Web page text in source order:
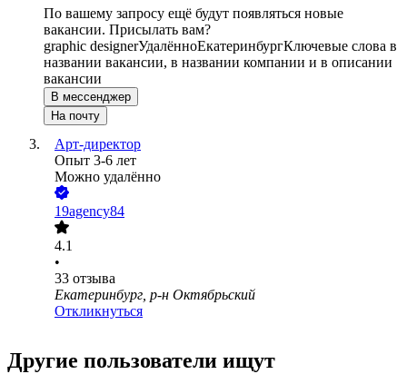
По вашему запросу ещё будут появляться новые
вакансии. Присылать вам?
graphic designerУдалённоЕкатеринбургКлючевые слова в
названии вакансии, в названии компании и в описании
вакансии
В мессенджер
На почту
Арт-директор
Опыт 3-6 лет
Можно удалённо
19agency84
4.1
•
33 отзыва
Екатеринбург, р-н Октябрьский
Откликнуться
Другие пользователи ищут